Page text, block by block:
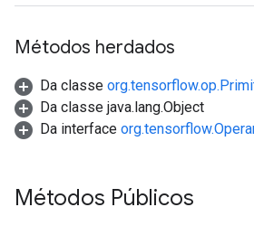
Métodos herdados
Da classe
Da classe java.lang.Object
Da interface
Métodos Públicos